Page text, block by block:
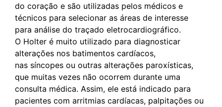
do coração e são utilizadas pelos médicos e
técnicos para selecionar as áreas de interesse
para análise do traçado eletrocardiográfico.
O Holter é muito utilizado para diagnosticar
alterações nos batimentos cardíacos,
nas síncopes ou outras alterações paroxísticas,
que muitas vezes não ocorrem durante uma
consulta médica. Assim, ele está indicado para
pacientes com arritmias cardíacas, palpitações ou